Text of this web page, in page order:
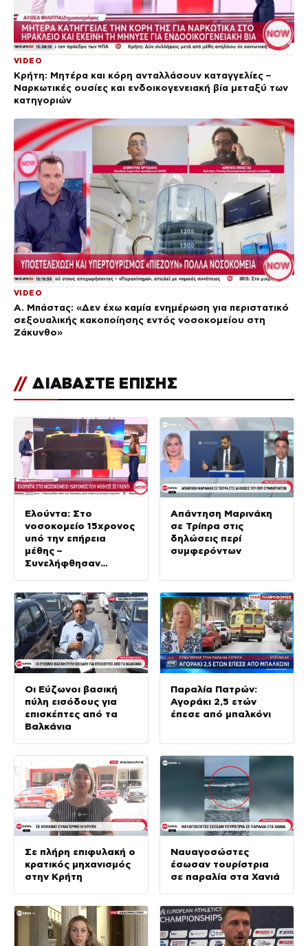
VIDEO
Κρήτη: Μητέρα και κόρη ανταλλάσουν καταγγελίες –
Ναρκωτικές ουσίες και ενδοικογενειακή βία μεταξύ των
κατηγοριών
VIDEO
Α. Μπάστας: «Δεν έχω καμία ενημέρωση για περιστατικό
σεξουαλικής κακοποίησης εντός νοσοκομείου στη
Ζάκυνθο»
// ΔΙΑΒΑΣΤΕ ΕΠΙΣΗΣ
Ελούντα: Στο
νοσοκομείο 15χρονος
υπό την επήρεια
μέθης –
Συνελήφθησαν
Απάντηση Μαρινάκη
σε Τρίπρα στις
δηλώσεις περί
συμφερόντων
Οι Εύζωνοι βασική
πύλη εισόδους για
επισκέπτες από τα
Βαλκάνια
Παραλία Πατρών:
Αγοράκι 2,5 ετών
έπεσε από μπαλκόνι
Σε πλήρη επιφυλακή ο
κρατικός μηχανισμός
στην Κρήτη
Ναυαγοσώστες
έσωσαν τουρίστρια
σε παραλία στα Χανιά